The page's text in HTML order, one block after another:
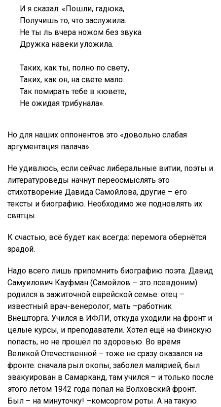
И я сказал: «Пошли, гадюка,
Получишь то, что заслужила.
Не ты ль вчера ножом без звука
Дружка навеки уложила.
Таких, как ты, полно по свету,
Таких, как он, на свете мало.
Так помирать тебе в кювете,
Не ожидая трибунала».
Но для наших оппонентов это «довольно слабая
аргументация палача».
Не удивлюсь, если сейчас либеральные витии, поэты и
литературоведы начнут переосмыслять это
стихотворение Давида Самойлова, другие – его
тексты и биографию. Необходимо же подновлять их
святцы.
К счастью, всё будет как всегда: перемога обернётся
зрадой.
Надо всего лишь припомнить биографию поэта. Давид
Самуилович Кауфман (Самойлов – это псевдоним)
родился в зажиточной еврейской семье: отец –
известный врач-венеролог, мать –работник
Внешторга. Учился в ИФЛИ, откуда уходили на фронт и
целые курсы, и преподаватели. Хотел ещё на Финскую
попасть, но не прошёл по здоровью. Во время
Великой Отечественной – тоже не сразу оказался на
фронте: сначала рыл окопы, заболел малярией, был
эвакуирован в Самарканд, там учился – и только после
этого летом 1942 года попал на Волховский фронт.
Был – на минуточку! –комсоргом роты. А на такую